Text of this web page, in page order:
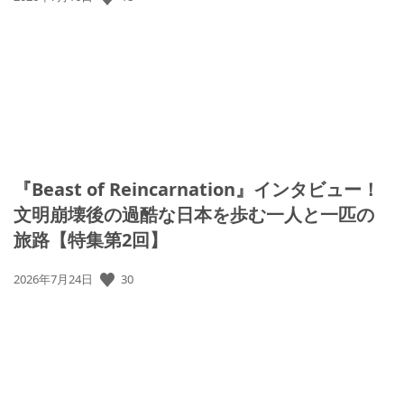
『Beast of Reincarnation』インタビュー！
文明崩壊後の過酷な日本を歩む一人と一匹の
旅路【特集第2回】
公
2026年7月24日 30